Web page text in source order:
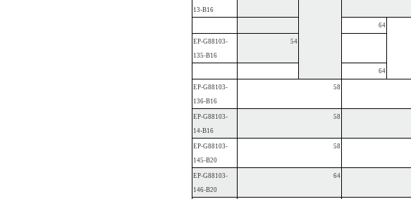
13-B16
64
EP-G88103-
135-B16
54
64
EP-G88103-
136-B16
58
EP-G88103-
14-B16
58
EP-G88103-
145-B20
58
EP-G88103-
146-B20
64